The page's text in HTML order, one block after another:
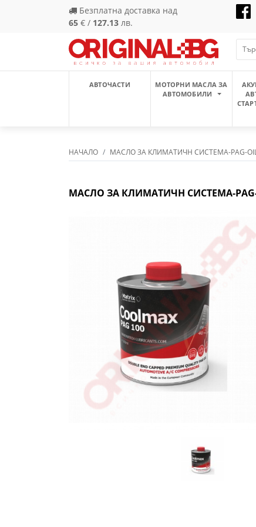
Безплатна доставка над
65 € / 127.13 лв.
АВТОЧАСТИ
МОТОРНИ МАСЛА ЗА
АВТОМОБИЛИ
НАЧАЛО МАСЛО ЗА КЛИМАТИЧН СИСТЕМА-PAG-
МАСЛО ЗА КЛИМАТИЧН СИСТЕМА-PAG-